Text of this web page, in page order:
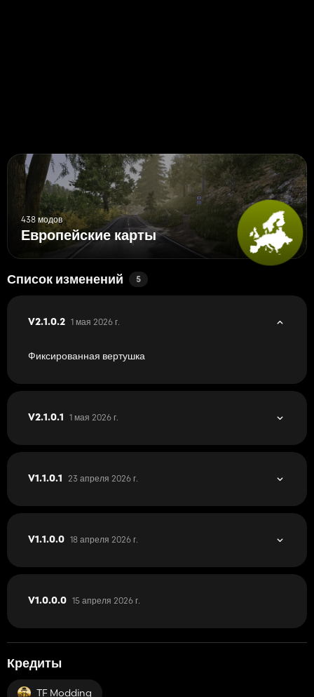
438 модов
Европейские карты
Список изменений 5
V2.1.0.2 1 мая 2026 г.
Фиксированная вертушка
V2.1.0.1 1 мая 2026 г.
V1.1.0.1 23 апреля 2026 г.
V1.1.0.0 18 апреля 2026 г.
V1.0.0.0 15 апреля 2026 г.
Кредиты
TF Modding